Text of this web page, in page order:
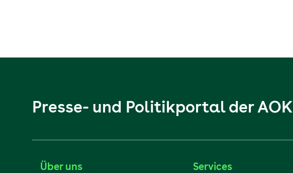
Presse- und Politikportal der AOK
Über uns Services